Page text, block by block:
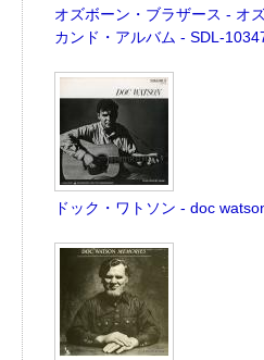
オズボーン・ブラザース - オ
カンド・アルバム - SDL-
ドック・ワトソン - doc